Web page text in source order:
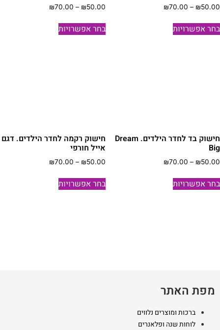
₪
–
₪70.00
טווח
אפשרויותזה
המוצר
₪50.00
–
₪70.00
טווח
בחר אפשרויותזה
המוצר
חישוק בד לחדר הילדים. Dream
₪
–
₪70.00
טווח
אפשרויותזה
המוצר
חישוק רקמה לחדר הילדים. דגם
אייל חורפי
₪50.00
–
₪70.00
טווח
בחר אפשרויותזה
מפת האתר
ברכות ומוצרים נלווים
לוחות שנה ופלאנרים